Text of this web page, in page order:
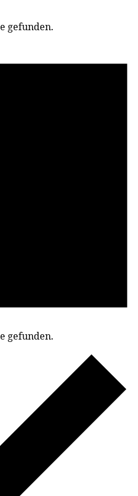
gefunden.
gefunden.